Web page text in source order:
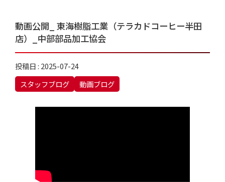
動画公開_ 東海樹脂工業（テラカドコーヒー半田
店）_中部部品加工協会
投稿日 : 2025-07-24
スタッフブログ
動画ブログ